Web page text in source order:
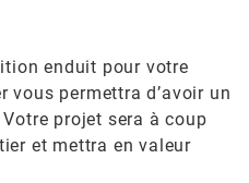
enduit pour votre
vous permettra d’avoir un
projet sera à coup
et mettra en valeur